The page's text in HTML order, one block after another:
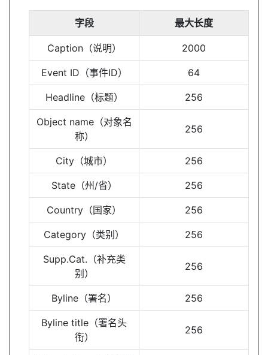
字段 最大长度
Caption（说明） 2000
Event ID（事件ID） 64
Headline（标题） 256
Object name（对象名
称）
256
City（城市） 256
State（州/省） 256
Country（国家） 256
Category（类别） 256
Supp.Cat.（补充类
别）
256
Byline（署名） 256
Byline title（署名头
衔）
256